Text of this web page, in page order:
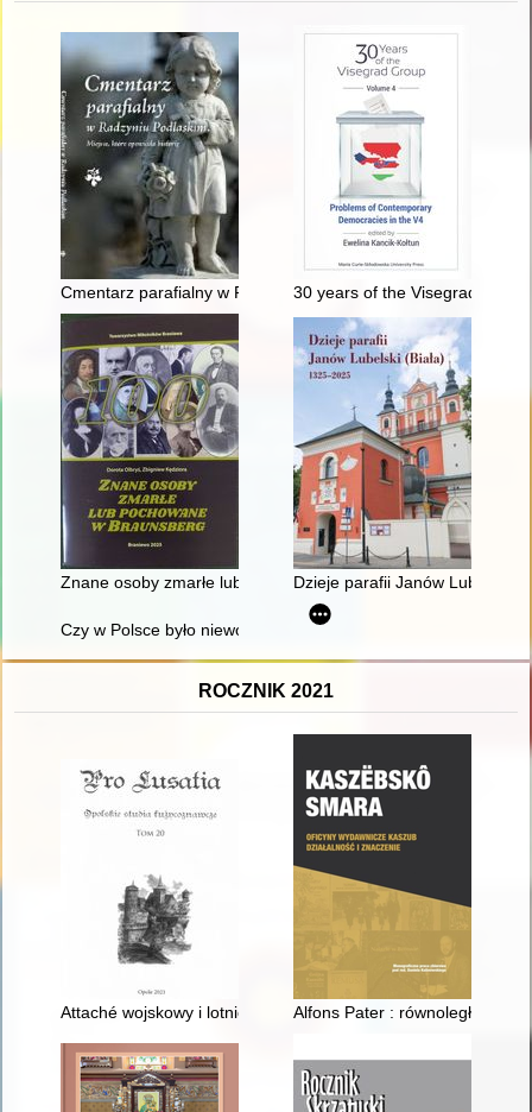
Cmentarz parafialny w Radzyniu Podlaskim : miejsce, które
30 years of the Visegrad
Znane osoby zmarłe lub pochowane w Braunsberg
Dzieje parafii Janów Lubelski
Czy w Polsce było niewolnictwo? : debata zorganizowana
ROCZNIK 2021
Attaché wojskowy i lotniczy w Berlinie ppłk dypl. Antoni
Alfons Pater : równoległe